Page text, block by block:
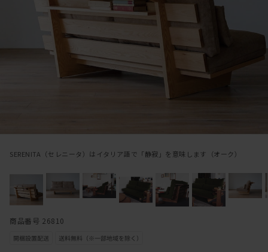
SERENITA（セレニータ）はイタリア語で「静寂」を意味します（オーク）
商品番号 26810